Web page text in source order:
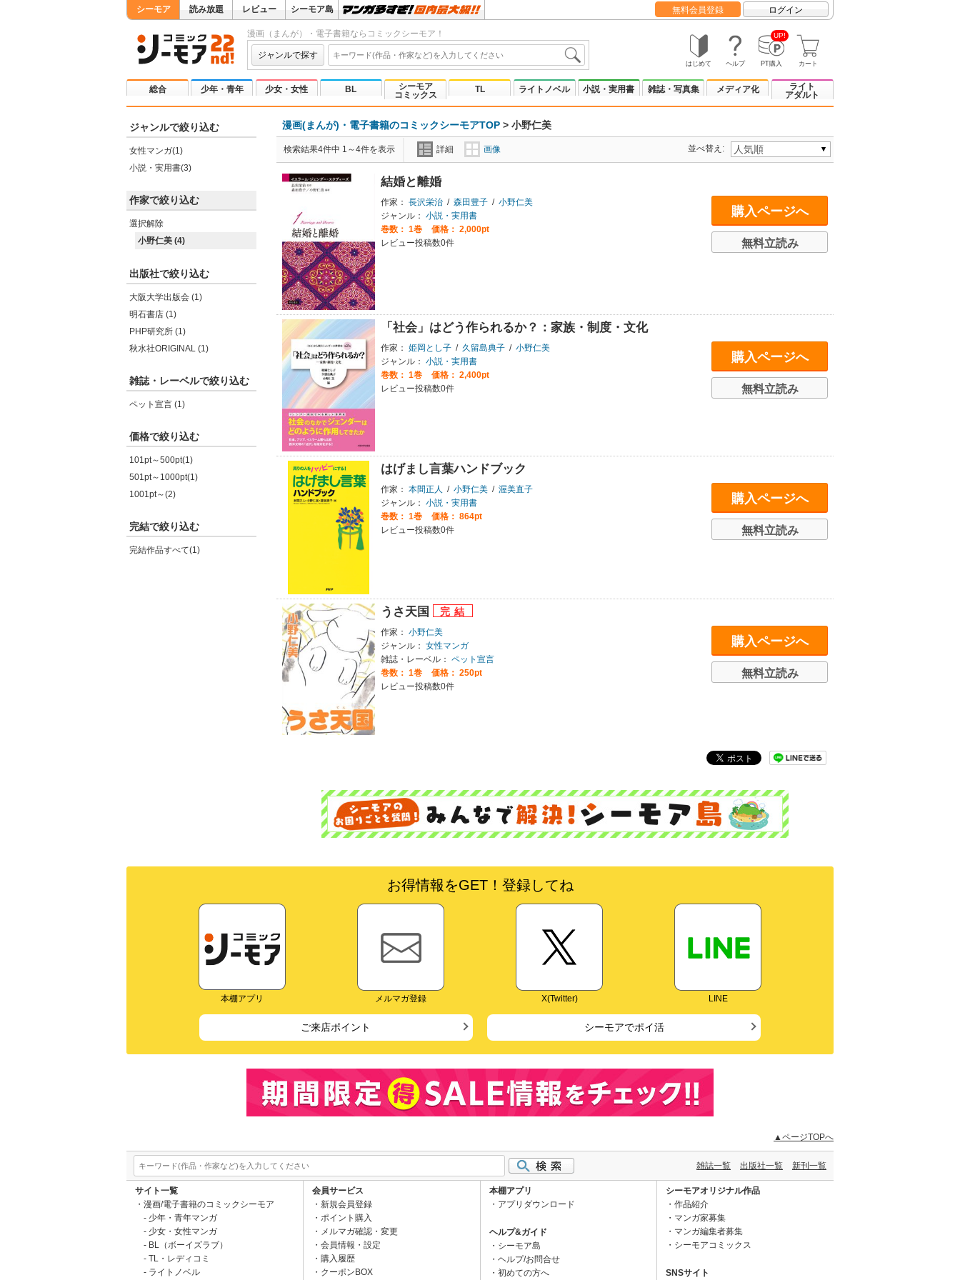
シーモア 読み放題 レビュー シーモア島 無料会員登録 ログイン
漫画（まんが）・電子書籍ならコミックシーモア！
ジャンルで探す
はじめて ヘルプ
UP!
PT購入 カート
総合 少年・青年 少女・女性 BL
シーモア
コミックス
TL ライトノベル 小説・実用書 雑誌・写真集 メディア化
ライト
アダルト
ジャンルで絞り込む
女性マンガ(1)
小説・実用書(3)
作家で絞り込む
選択解除
小野仁美 (4)
出版社で絞り込む
大阪大学出版会 (1)
明石書店 (1)
PHP研究所 (1)
秋水社ORIGINAL (1)
雑誌・レーベルで絞り込む
ペット宣言 (1)
価格で絞り込む
101pt～500pt(1)
501pt～1000pt(1)
1001pt～(2)
完結で絞り込む
完結作品すべて(1)
漫画(まんが)・電子書籍のコミックシーモアTOP > 小野仁美
検索結果4件中 1～4件を表示 詳細 画像 並べ替え:
結婚と離婚
作家： 長沢栄治 / 森田豊子 / 小野仁美
ジャンル： 小説・実用書
巻数： 1巻
価格： 2,000pt
レビュー投稿数0件
購入ページへ
無料立読み
「社会」はどう作られるか？：家族・制度・文化
作家： 姫岡とし子 / 久留島典子 / 小野仁美
ジャンル： 小説・実用書
巻数： 1巻
価格： 2,400pt
レビュー投稿数0件
購入ページへ
無料立読み
はげまし言葉ハンドブック
作家： 本間正人 / 小野仁美 / 渥美直子
ジャンル： 小説・実用書
巻数： 1巻
価格： 864pt
レビュー投稿数0件
購入ページへ
無料立読み
うさ天国
作家： 小野仁美
ジャンル： 女性マンガ
雑誌・レーベル： ペット宣言
巻数： 1巻
価格： 250pt
レビュー投稿数0件
購入ページへ
無料立読み
お得情報をGET！登録してね
本棚アプリ メルマガ登録 X(Twitter) LINE
ご来店ポイント シーモアでポイ活
▲ページTOPへ
雑誌一覧 出版社一覧 新刊一覧
サイト一覧
漫画/電子書籍のコミックシーモア
少年・青年マンガ
少女・女性マンガ
BL（ボーイズラブ）
TL・レディコミ
ライトノベル
会員サービス
新規会員登録
ポイント購入
メルマガ確認・変更
会員情報・設定
購入履歴
クーポンBOX
本棚アプリ
アプリダウンロード
ヘルプ&ガイド
シーモア島
ヘルプ/お問合せ
初めての方へ
シーモアオリジナル作品
作品紹介
マンガ家募集
マンガ編集者募集
シーモアコミックス
SNSサイト